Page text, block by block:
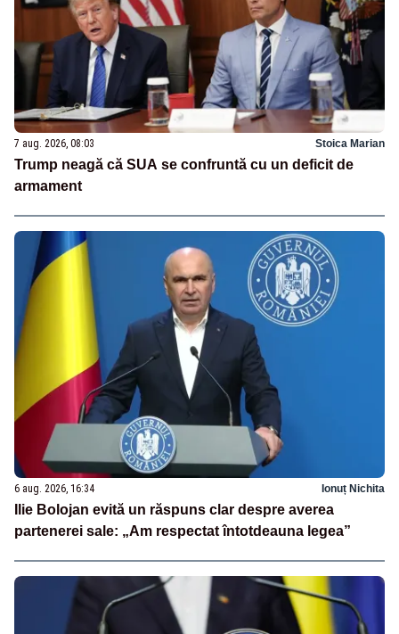
7 aug. 2026, 08:03 Stoica Marian
Trump neagă că SUA se confruntă cu un deficit de
armament
6 aug. 2026, 16:34 Ionuț Nichita
Ilie Bolojan evită un răspuns clar despre averea
partenerei sale: „Am respectat întotdeauna legea”